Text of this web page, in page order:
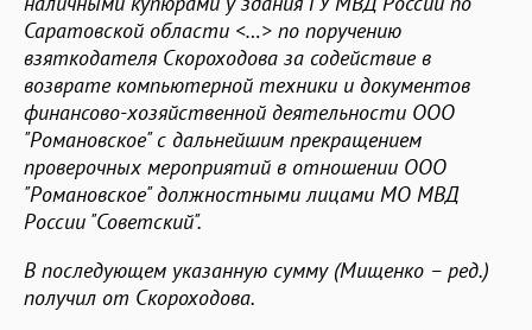
Саратовской области <…> по поручению
взяткодателя Скороходова за содействие в
возврате компьютерной техники и документов
финансово-хозяйственной деятельности ООО
"Романовское" с дальнейшим прекращением
проверочных мероприятий в отношении ООО
"Романовское" должностными лицами МО МВД
России "Советский".
В последующем указанную сумму (Мищенко – ред.)
получил от Скороходова.